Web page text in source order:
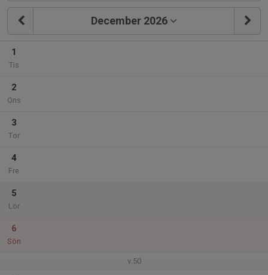
December 2026
1
Tis
2
Ons
3
Tor
4
Fre
5
Lör
6
Sön
v.50